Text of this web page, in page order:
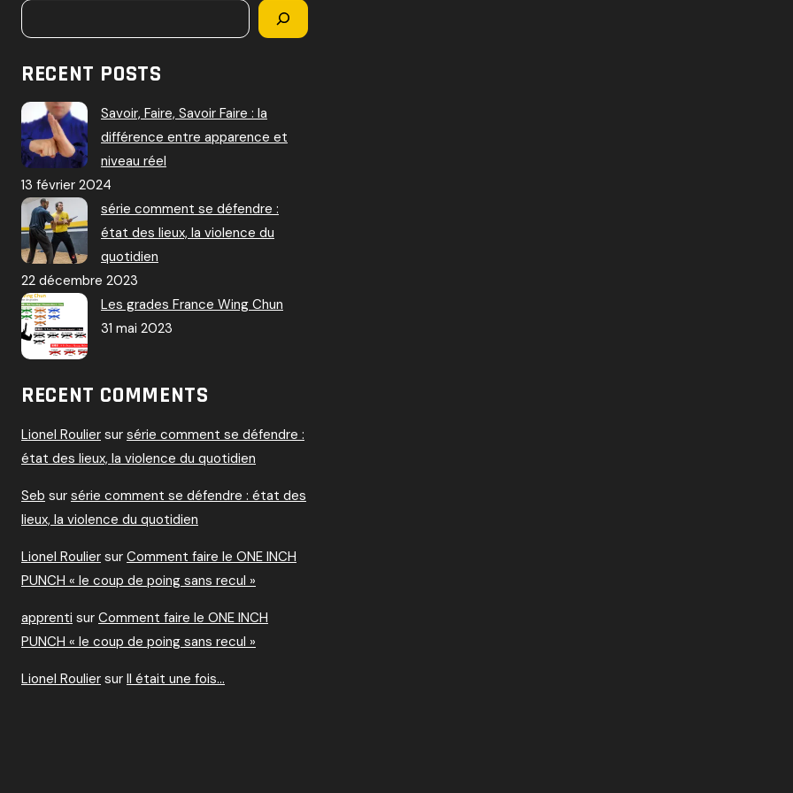
RECENT POSTS
Savoir, Faire, Savoir Faire : la
différence entre apparence et
niveau réel
13 février 2024
série comment se défendre :
état des lieux, la violence du
quotidien
22 décembre 2023
Les grades France Wing Chun
31 mai 2023
RECENT COMMENTS
Lionel Roulier sur série comment se défendre :
état des lieux, la violence du quotidien
Seb sur série comment se défendre : état des
lieux, la violence du quotidien
Lionel Roulier sur Comment faire le ONE INCH
PUNCH « le coup de poing sans recul »
apprenti sur Comment faire le ONE INCH
PUNCH « le coup de poing sans recul »
Lionel Roulier sur Il était une fois…